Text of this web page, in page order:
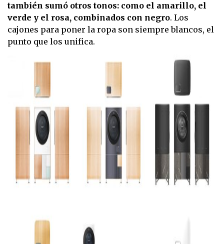
también sumó otros tonos: como el amarillo, el
verde y el rosa, combinados con negro. Los
cajones para poner la ropa son siempre blancos, el
punto que los unifica.